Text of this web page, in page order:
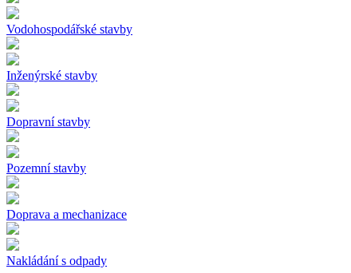
Vodohospodářské stavby
Inženýrské stavby
Dopravní stavby
Pozemní stavby
Doprava a mechanizace
Nakládání s odpady